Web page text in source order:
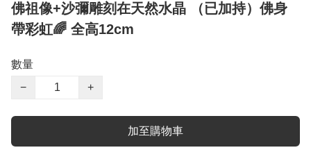
佛祖像+沙彌雕刻在天然水晶 （已加持）佛身
帶彩虹🌈 全高12cm
數量
−
+
加至購物車